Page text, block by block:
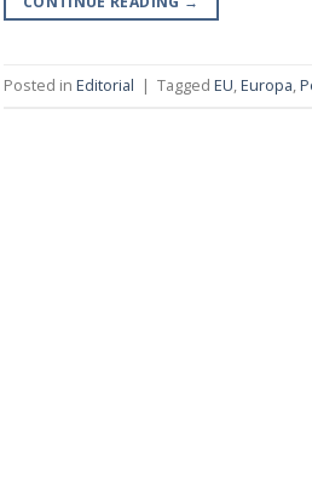
Posted in Editorial | Tagged EU,Europa,